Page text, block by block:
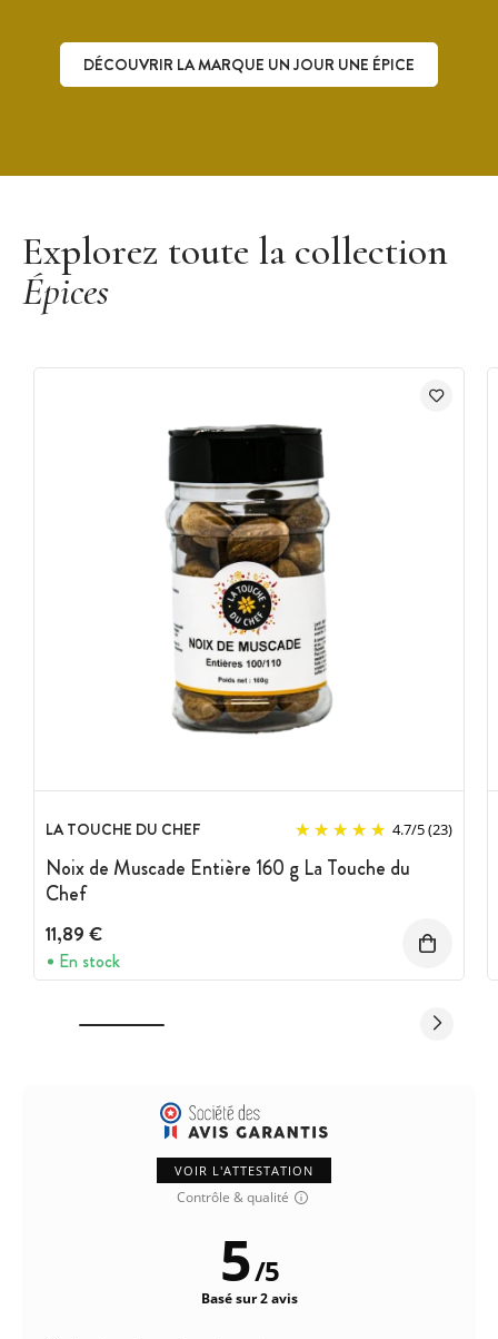
DÉCOUVRIR LA MARQUE UN JOUR UNE ÉPICE
Explorez toute la collection
Épices
LA TOUCHE DU CHEF 4.7/5(23)
Noix de Muscade Entière 160 g La Touche du
Chef
11,89 €
En stock
VOIR L'ATTESTATION
Contrôle & qualité
5/5
Basé sur 2 avis